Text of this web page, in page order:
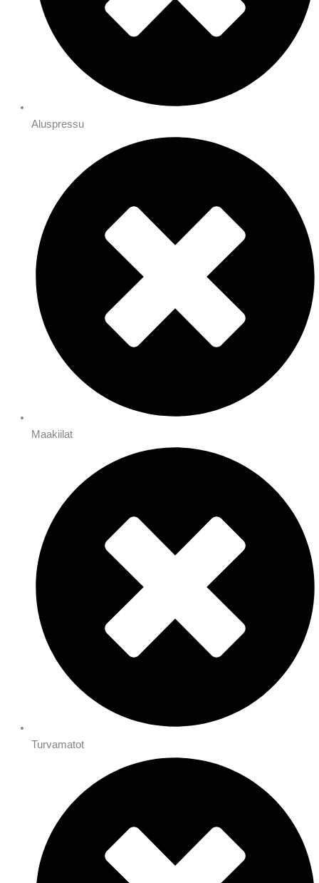
Aluspressu
Maakiilat
Turvamatot